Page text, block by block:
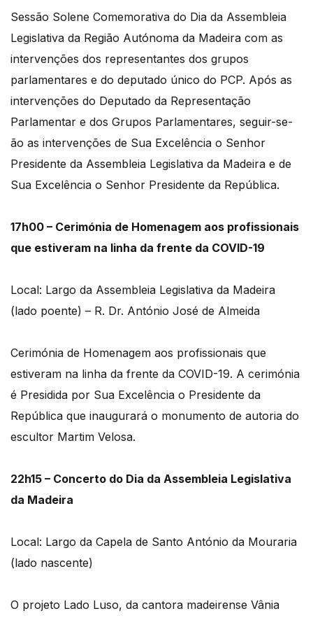
Sessão Solene Comemorativa do Dia da Assembleia
Legislativa da Região Autónoma da Madeira com as
intervenções dos representantes dos grupos
parlamentares e do deputado único do PCP. Após as
intervenções do Deputado da Representação
Parlamentar e dos Grupos Parlamentares, seguir-se-
ão as intervenções de Sua Excelência o Senhor
Presidente da Assembleia Legislativa da Madeira e de
Sua Excelência o Senhor Presidente da República.
17h00 – Cerimónia de Homenagem aos profissionais
que estiveram na linha da frente da COVID-19
Local: Largo da Assembleia Legislativa da Madeira
(lado poente) – R. Dr. António José de Almeida
Cerimónia de Homenagem aos profissionais que
estiveram na linha da frente da COVID-19. A cerimónia
é Presidida por Sua Excelência o Presidente da
República que inaugurará o monumento de autoria do
escultor Martim Velosa.
22h15 – Concerto do Dia da Assembleia Legislativa
da Madeira
Local: Largo da Capela de Santo António da Mouraria
(lado nascente)
O projeto Lado Luso, da cantora madeirense Vânia